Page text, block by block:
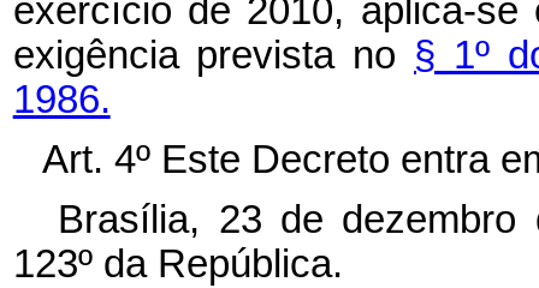
exercício de 2010, aplica-
exigência prevista no § 1º
1986.
Art. 4º Este Decreto entra
Brasília, 23 de dezembro
123º da República.